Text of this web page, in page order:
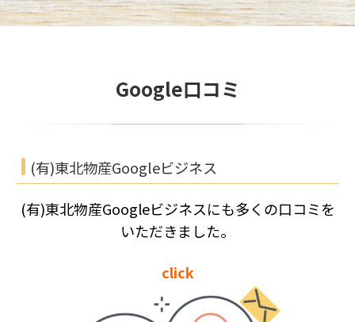
Google口コミ
(有)東北物産Googleビジネス
(有)東北物産Googleビジネスにも多くの口コミを
いただきました。
click